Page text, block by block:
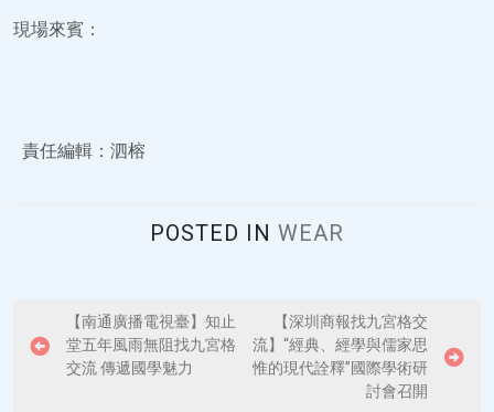
現場來賓：
責任編輯：泗榕
POSTED IN WEAR
o
【南通廣播電視臺】知止
堂五年風雨無阻找九宮格
交流 傳遞國學魅力
【深圳商報找九宮格交
流】“經典、經學與儒家思
惟的現代詮釋”國際學術研
討會召開